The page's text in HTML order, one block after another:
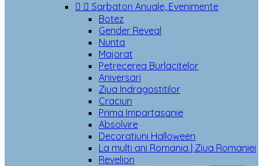
  Sarbatori Anuale, Evenimente
Botez
Gender Reveal
Nunta
Majorat
Petrecerea Burlacitelor
Aniversari
Ziua Indragostitilor
Craciun
Prima Impartasanie
Absolvire
Decoratiuni Halloween
La multi ani Romania | Ziua Romaniei
Revelion